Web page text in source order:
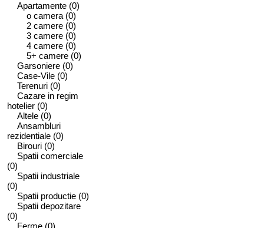
Apartamente (0)
o camera (0)
2 camere (0)
3 camere (0)
4 camere (0)
5+ camere (0)
Garsoniere (0)
Case-Vile (0)
Terenuri (0)
Cazare in regim
hotelier (0)
Altele (0)
Ansambluri
rezidentiale (0)
Birouri (0)
Spatii comerciale
(0)
Spatii industriale
(0)
Spatii productie (0)
Spatii depozitare
(0)
Ferme (0)